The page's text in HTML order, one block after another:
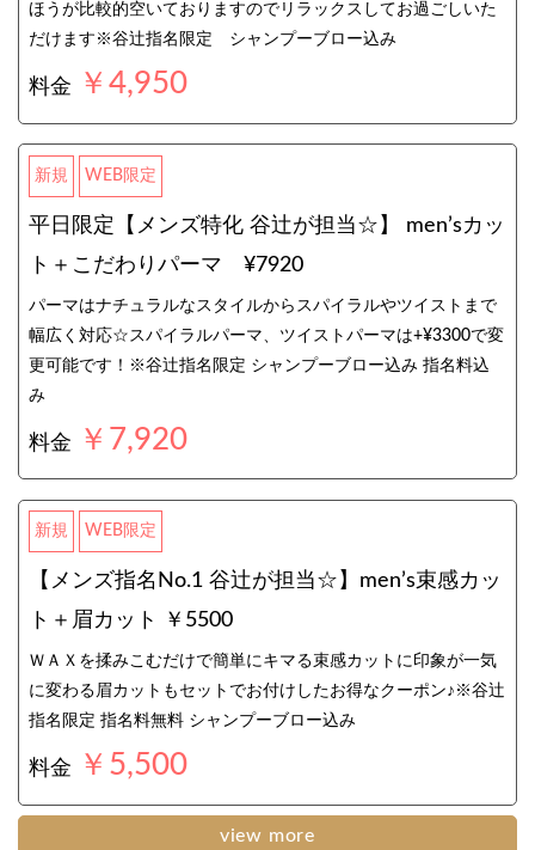
ほうが比較的空いておりますのでリラックスしてお過ごしいた
だけます※谷辻指名限定 シャンプーブロー込み
料金 ￥4,950
新規 WEB限定
平日限定【メンズ特化 谷辻が担当☆】 men’sカッ
ト＋こだわりパーマ ¥7920
パーマはナチュラルなスタイルからスパイラルやツイストまで
幅広く対応☆スパイラルパーマ、ツイストパーマは+¥3300で変
更可能です！※谷辻指名限定 シャンプーブロー込み 指名料込
み
料金 ￥7,920
新規 WEB限定
【メンズ指名No.1 谷辻が担当☆】men’s束感カッ
ト＋眉カット ￥5500
ＷＡＸを揉みこむだけで簡単にキマる束感カットに印象が一気
に変わる眉カットもセットでお付けしたお得なクーポン♪※谷辻
指名限定 指名料無料 シャンプーブロー込み
料金 ￥5,500
view more